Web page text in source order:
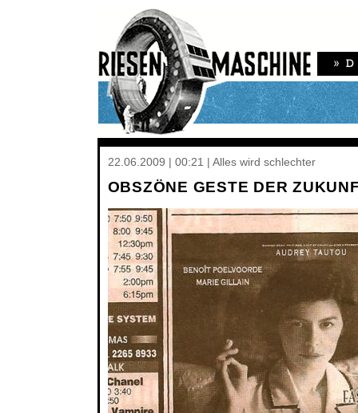
22.06.2009 | 00:21 | Alles wird schlechter
OBSZÖNE GESTE DER